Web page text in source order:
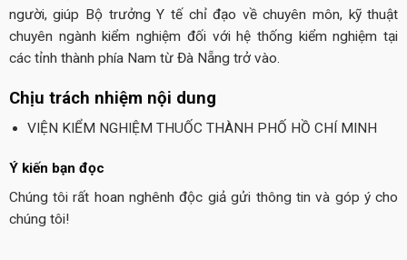
người, giúp Bộ trưởng Y tế chỉ đạo về chuyên môn, kỹ thuật
chuyên ngành kiểm nghiệm đối với hệ thống kiểm nghiệm tại
các tỉnh thành phía Nam từ Đà Nẵng trở vào.
Chịu trách nhiệm nội dung
VIỆN KIỂM NGHIỆM THUỐC THÀNH PHỐ HỒ CHÍ MINH
Ý kiến bạn đọc
Chúng tôi rất hoan nghênh độc giả gửi thông tin và góp ý cho
chúng tôi!